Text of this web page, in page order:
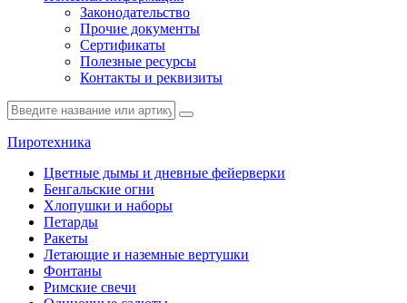
Законодательство
Прочие документы
Сертификаты
Полезные ресурсы
Контакты и реквизиты
Пиротехника
Цветные дымы и дневные фейерверки
Бенгальские огни
Хлопушки и наборы
Петарды
Ракеты
Летающие и наземные вертушки
Фонтаны
Римские свечи